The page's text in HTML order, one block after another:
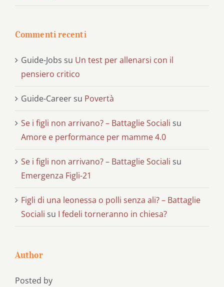
Commenti recenti
Guide-Jobs su Un test per allenarsi con il
pensiero critico
Guide-Career su Povertà
Se i figli non arrivano? – Battaglie Sociali su
Amore e performance per mamme 4.0
Se i figli non arrivano? – Battaglie Sociali su
Emergenza Figli-21
Figli di una leonessa o polli senza ali? – Battaglie
Sociali su I fedeli torneranno in chiesa?
Author
Posted by